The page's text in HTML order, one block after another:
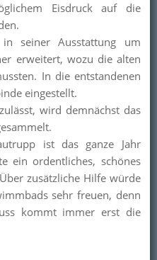
Eisdruck auf die
seiner Ausstattung um
erweitert, wozu die alten
In die entstandenen
eingestellt.
wird demnächst das
ist das ganze Jahr
ein ordentliches, schönes
zusätzliche Hilfe würde
sehr freuen, denn
kommt immer erst die